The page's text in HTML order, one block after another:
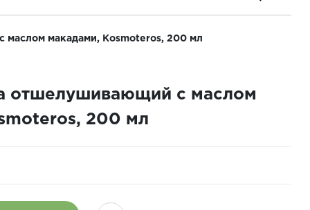
маслом макадами, Kosmoteros, 200 мл
отшелушивающий с маслом
200 мл